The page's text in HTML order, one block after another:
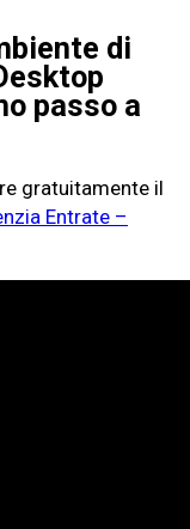
di
passo a
gratuitamente il
Entrate –